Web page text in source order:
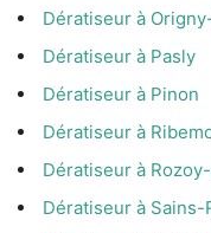
Dératiseur à
Dératiseur à Pasly
Dératiseur à Pinon
Dératiseur à
Dératiseur à
Dératiseur à Sains-